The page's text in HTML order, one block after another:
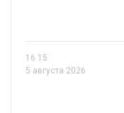
16.15
5 августа 2026